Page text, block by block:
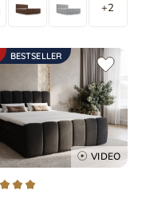
+2
BESTSELLER
VIDEO